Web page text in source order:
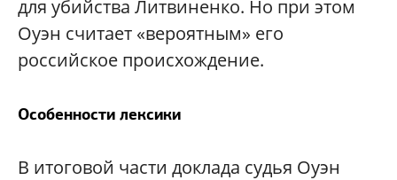
для убийства Литвиненко. Но при этом
Оуэн считает «вероятным» его
российское происхождение.
Особенности лексики
В итоговой части доклада судья Оуэн